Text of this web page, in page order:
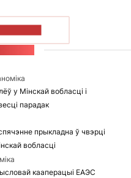
у Мінскай вобласці і
парадак
прыкладна ў чвэрці
вобласці
кааперацыі ЕАЭС